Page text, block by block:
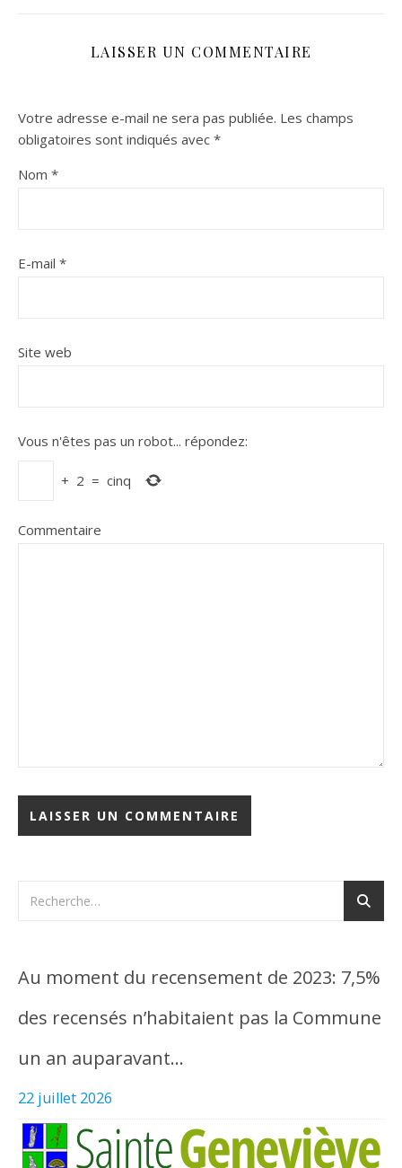
LAISSER UN COMMENTAIRE
Votre adresse e-mail ne sera pas publiée. Les champs
obligatoires sont indiqués avec *
Nom *
E-mail *
Site web
Vous n'êtes pas un robot... répondez:
+ 2 = cinq
Commentaire
Au moment du recensement de 2023: 7,5%
des recensés n’habitaient pas la Commune
un an auparavant…
22 juillet 2026